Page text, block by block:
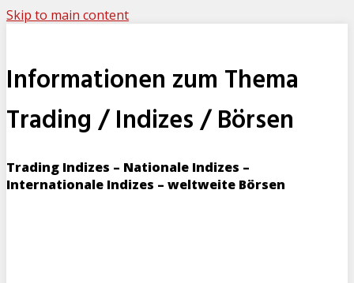
Skip to main content
Informationen zum Thema
Trading / Indizes / Börsen
Trading Indizes – Nationale Indizes –
Internationale Indizes – weltweite Börsen